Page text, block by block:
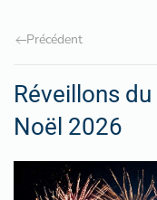
Précédent
Réveillons
Noël 2026